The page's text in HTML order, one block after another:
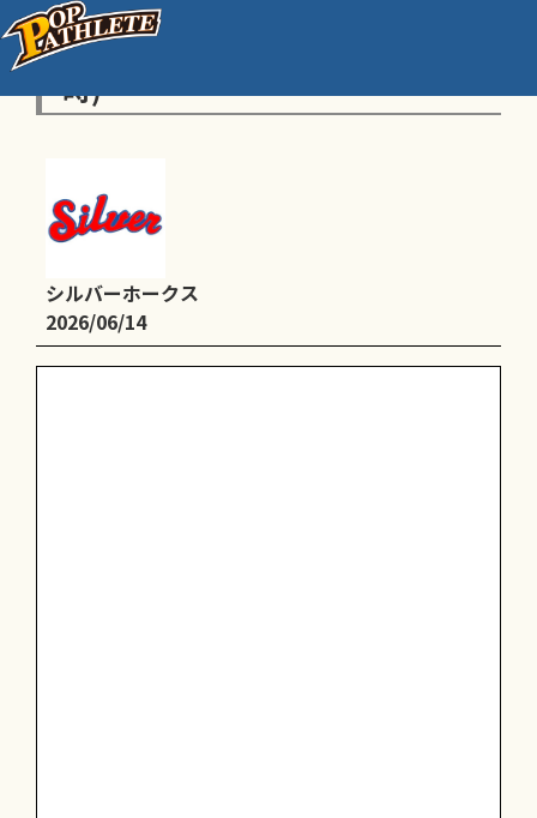
平野西公園グラウンド(8時〜17
時)
シルバーホークス
2026/06/14